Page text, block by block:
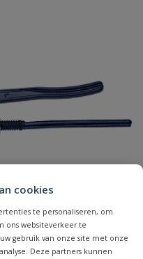
cookies
te personaliseren, om
ons websiteverkeer te
gebruik van onze site met onze
Deze partners kunnen